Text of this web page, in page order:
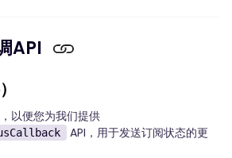
API
以便您为我们提供
API，用于发送订阅状态的更